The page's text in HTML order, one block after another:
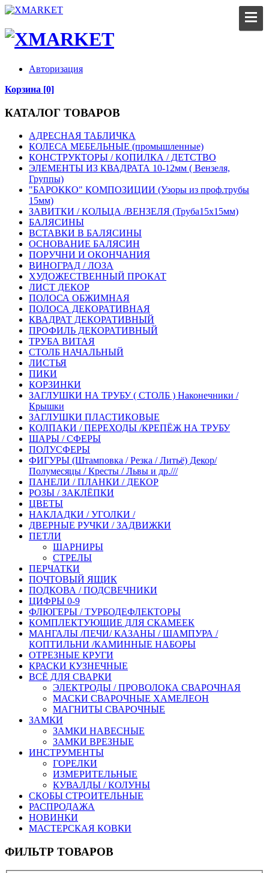
Авторизация
Корзина [0]
КАТАЛОГ ТОВАРОВ
АДРЕСНАЯ ТАБЛИЧКА
КОЛЕСА МЕБЕЛЬНЫЕ (промышленные)
КОНСТРУКТОРЫ / КОПИЛКА / ДЕТСТВО
ЭЛЕМЕНТЫ ИЗ КВАДРАТА 10-12мм ( Вензеля,
Группы)
"БАРОККО" КОМПОЗИЦИИ (Узоры из проф.трубы
15мм)
ЗАВИТКИ / КОЛЬЦА /ВЕНЗЕЛЯ (Труба15х15мм)
БАЛЯСИНЫ
ВСТАВКИ В БАЛЯСИНЫ
ОСНОВАНИЕ БАЛЯСИН
ПОРУЧНИ И ОКОНЧАНИЯ
ВИНОГРАД / ЛОЗА
ХУДОЖЕСТВЕННЫЙ ПРОКАТ
ЛИСТ ДЕКОР
ПОЛОСА ОБЖИМНАЯ
ПОЛОСА ДЕКОРАТИВНАЯ
КВАДРАТ ДЕКОРАТИВНЫЙ
ПРОФИЛЬ ДЕКОРАТИВНЫЙ
ТРУБА ВИТАЯ
СТОЛБ НАЧАЛЬНЫЙ
ЛИСТЬЯ
ПИКИ
КОРЗИНКИ
ЗАГЛУШКИ НА ТРУБУ ( СТОЛБ ) Наконечники /
Крышки
ЗАГЛУШКИ ПЛАСТИКОВЫЕ
КОЛПАКИ / ПЕРЕХОДЫ /КРЕПЁЖ НА ТРУБУ
ШАРЫ / СФЕРЫ
ПОЛУСФЕРЫ
ФИГУРЫ (Штамповка / Резка / Литьё) Декор/
Полумесяцы / Кресты / Львы и др.///
ПАНЕЛИ / ПЛАНКИ / ДЕКОР
РОЗЫ / ЗАКЛЁПКИ
ЦВЕТЫ
НАКЛАДКИ / УГОЛКИ /
ДВЕРНЫЕ РУЧКИ / ЗАДВИЖКИ
ПЕТЛИ
ШАРНИРЫ
СТРЕЛЫ
ПЕРЧАТКИ
ПОЧТОВЫЙ ЯЩИК
ПОДКОВА / ПОДСВЕЧНИКИ
ЦИФРЫ 0-9
ФЛЮГЕРЫ / ТУРБОДЕФЛЕКТОРЫ
КОМПЛЕКТУЮЩИЕ ДЛЯ СКАМЕЕК
МАНГАЛЫ /ПЕЧИ/ КАЗАНЫ / ШАМПУРА /
КОПТИЛЬНИ /КАМИННЫЕ НАБОРЫ
ОТРЕЗНЫЕ КРУГИ
КРАСКИ КУЗНЕЧНЫЕ
ВСЁ ДЛЯ СВАРКИ
ЭЛЕКТРОДЫ / ПРОВОЛОКА СВАРОЧНАЯ
МАСКИ СВАРОЧНЫЕ ХАМЕЛЕОН
МАГНИТЫ СВАРОЧНЫЕ
ЗАМКИ
ЗАМКИ НАВЕСНЫЕ
ЗАМКИ ВРЕЗНЫЕ
ИНСТРУМЕНТЫ
ГОРЕЛКИ
ИЗМЕРИТЕЛЬНЫЕ
КУВАЛДЫ / КОЛУНЫ
СКОБЫ СТРОИТЕЛЬНЫЕ
РАСПРОДАЖА
НОВИНКИ
МАСТЕРСКАЯ КОВКИ
ФИЛЬТР ТОВАРОВ